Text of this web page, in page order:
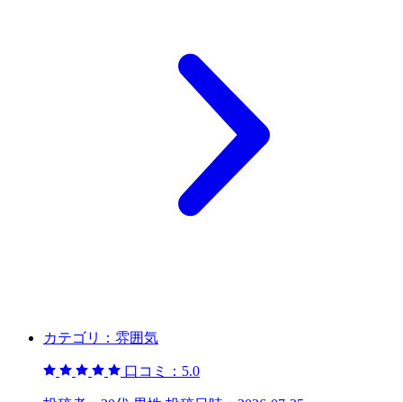
カテゴリ： 雰囲気
口コミ： 5.0